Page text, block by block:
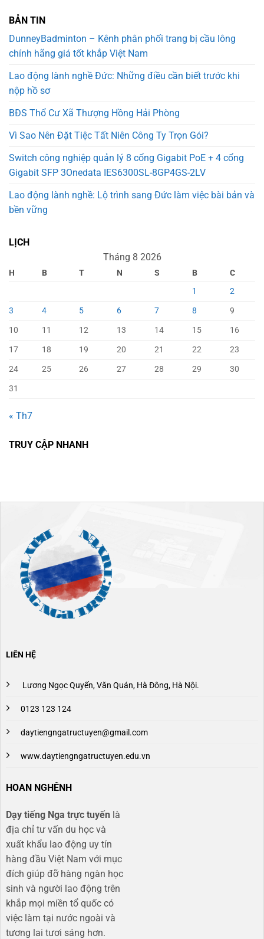
BẢN TIN
DunneyBadminton – Kênh phân phối trang bị cầu lông
chính hãng giá tốt khắp Việt Nam
Lao động lành nghề Đức: Những điều cần biết trước khi
nộp hồ sơ
BĐS Thổ Cư Xã Thượng Hồng Hải Phòng
Vì Sao Nên Đặt Tiệc Tất Niên Công Ty Trọn Gói?
Switch công nghiệp quản lý 8 cổng Gigabit PoE + 4 cổng
Gigabit SFP 3Onedata IES6300SL-8GP4GS-2LV
Lao động lành nghề: Lộ trình sang Đức làm việc bài bản và
bền vững
LỊCH
Tháng 8 2026
H B T N S B
C
1
2
3
4 5 6 7 8
9
10
11 12 13 14 15
16
17
18 19 20 21 22
23
24
25 26 27 28 29
30
31
« Th7
TRUY CẬP NHANH
LIÊN HỆ
Lương Ngọc Quyến, Văn Quán, Hà Đông, Hà Nội.
0123 123 124
daytiengngatructuyen@gmail.com
www.daytiengngatructuyen.edu.vn
HOAN NGHÊNH
Dạy tiếng Nga trực tuyến là
địa chỉ tư vấn du học và
xuất khẩu lao động uy tín
hàng đầu Việt Nam với mục
đích giúp đỡ hàng ngàn học
sinh và người lao động trên
khắp mọi miền tổ quốc có
việc làm tại nước ngoài và
tương lai tươi sáng hơn​.